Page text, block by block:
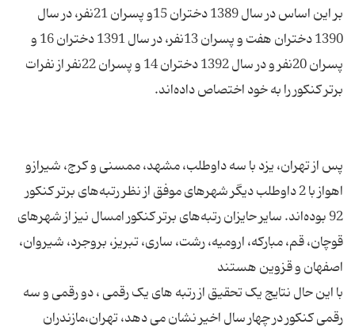
بر این اساس در سال 1389 دختران 15و پسران 21نفر، در سال
1390 دختران هفت و پسران 13نفر، در سال 1391 دختران 16 و
پسران 20نفر و در سال 1392 دختران 14 و پسران 22نفر از نفرات
پس از تهران، یزد با سه داوطلب، مشهد، ممسنی و کرج، شیرازو
اهواز با 2 داوطلب دیگر شهرهای موفق از نظر رتبه‌های برتر کنکور
92 بوده‌اند. سایر حایزان رتبه‌های برتر کنکور امسال نیز از شهرهای
قوچان، قم، مبارکه، ارومیه، رشت، ساری، تبریز، بروجرد، شیروان،
با این حال نتایج یک تحقیق از رتبه های یک رقمی ، دو رقمی و سه
رقمی کنکور در چهار سال اخیر نشان می دهد، تهران،مازندران